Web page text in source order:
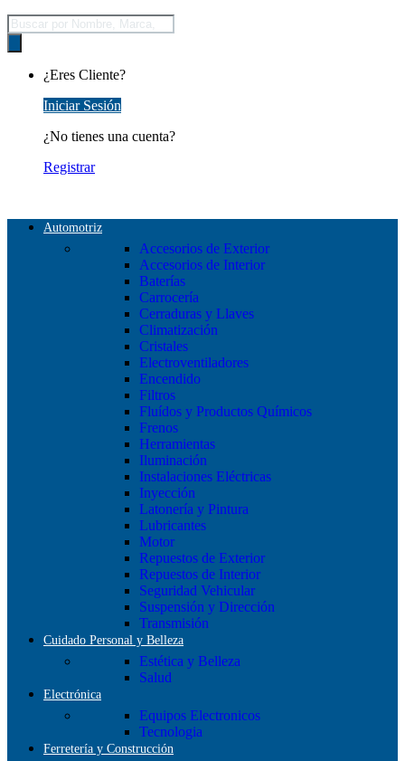
Búsqueda
de
productos
¿Eres Cliente?
Iniciar Sesión
¿No tienes una cuenta?
Registrar
Automotriz
Accesorios de Exterior
Accesorios de Interior
Baterías
Carrocería
Cerraduras y Llaves
Climatización
Cristales
Electroventiladores
Encendido
Filtros
Fluídos y Productos Químicos
Frenos
Herramientas
Iluminación
Instalaciones Eléctricas
Inyección
Latonería y Pintura
Lubricantes
Motor
Repuestos de Exterior
Repuestos de Interior
Seguridad Vehicular
Suspensión y Dirección
Transmisión
Cuidado Personal y Belleza
Estética y Belleza
Salud
Electrónica
Equipos Electronicos
Tecnologia
Ferretería y Construcción